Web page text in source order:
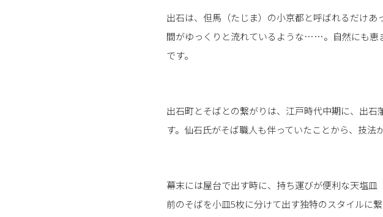
出石は、但馬（たじま）の小京都と呼ばれるだけ
間がゆっくりと流れているような……。自然にも恵
です。
出石町とそばとの繋がりは、江戸時代中期に、出
す。仙石氏がそば職人も伴っていたことから、技法
幕末には屋台で出す時に、持ち運びが便利な天塩
前のそばを小皿5枚に分けて出す独特のスタイルに繋